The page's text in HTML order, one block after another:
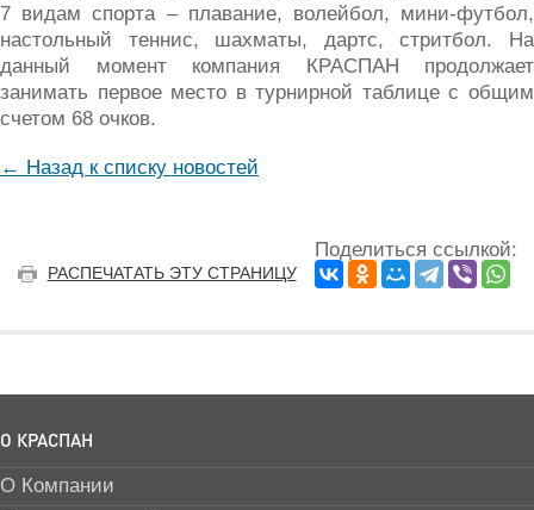
7 видам спорта – плавание, волейбол, мини-футбол,
настольный теннис, шахматы, дартс, стритбол. На
данный момент компания КРАСПАН продолжает
занимать первое место в турнирной таблице с общим
счетом 68 очков.
← Назад к списку новостей
РАСПЕЧАТАТЬ ЭТУ СТРАНИЦУ
Поделиться ссылкой:
О КРАСПАН
О Компании